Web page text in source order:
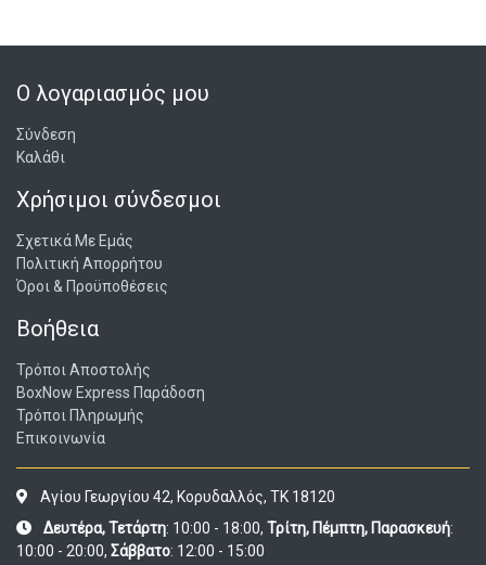
Ο λογαριασμός μου
Σύνδεση
Καλάθι
Χρήσιμοι σύνδεσμοι
Σχετικά Με Εμάς
Πολιτική Απορρήτου
Όροι & Προϋποθέσεις
Βοήθεια
Τρόποι Αποστολής
BoxNow Express Παράδοση
Τρόποι Πληρωμής
Επικοινωνία
Αγίου Γεωργίου 42, Κορυδαλλός, ΤΚ 18120
Δευτέρα, Τετάρτη: 10:00 - 18:00, Τρίτη, Πέμπτη, Παρασκευή:
10:00 - 20:00, Σάββατο: 12:00 - 15:00